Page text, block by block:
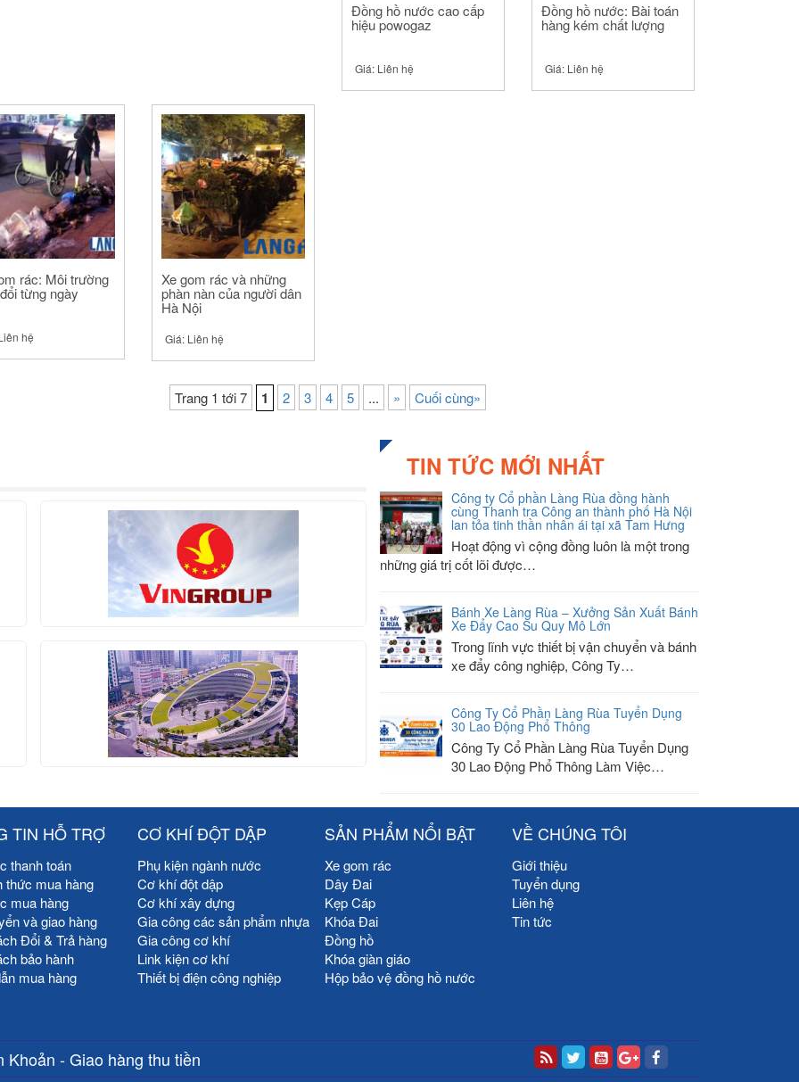
Đồng hồ nước cao cấp
hiệu powogaz
Giá: Liên hệ
Đồng hồ nước: Bài toán
hàng kém chất lượng
Giá: Liên hệ
rác: Môi trường
từng ngày
hệ
Xe gom rác và những
phàn nàn của người dân
Hà Nội
Giá: Liên hệ
Trang 1 tới 7 1 2 3 4 5 ... » Cuối cùng»
TIN TỨC MỚI NHẤT
Công ty Cổ phần Làng Rùa đồng hành
cùng Thanh tra Công an thành phố Hà Nội
lan tỏa tinh thần nhân ái tại xã Tam Hưng
Hoạt động vì cộng đồng luôn là một trong
những giá trị cốt lõi được…
Bánh Xe Làng Rùa – Xưởng Sản Xuất Bánh
Xe Đẩy Cao Su Quy Mô Lớn
Trong lĩnh vực thiết bị vận chuyển và bánh
xe đẩy công nghiệp, Công Ty…
Công Ty Cổ Phần Làng Rùa Tuyển Dụng
30 Lao Động Phổ Thông
Công Ty Cổ Phần Làng Rùa Tuyển Dụng
30 Lao Động Phổ Thông Làm Việc…
TIN HỖ TRỢ
thanh toán
thức mua hàng
mua hàng
và giao hàng
Đổi & Trả hàng
bảo hành
mua hàng
CƠ KHÍ ĐỘT DẬP
Phụ kiện ngành nước
Cơ khí đột dập
Cơ khí xây dựng
Gia công các sản phẩm nhựa
Gia công cơ khí
Link kiện cơ khí
Thiết bị điện công nghiệp
SẢN PHẨM NỔI BẬT
Xe gom rác
Dây Đai
Kẹp Cáp
Khóa Đai
Đồng hồ
Khóa giàn giáo
Hộp bảo vệ đồng hồ nước
VỀ CHÚNG TÔI
Giới thiệu
Tuyển dụng
Liên hệ
Tin tức
- Giao hàng thu tiền